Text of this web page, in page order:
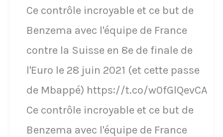
de
Reims
s'embrouille
avec
le
sélectionneur
Georges
Ce contrôle incroyable et ce but de
Benzema avec l'équipe de France
contre la Suisse en 8e de finale de
l'Euro le 28 juin 2021 (et cette passe
de Mbappé) https://t.co/w0fGlQevCA
Ce contrôle incroyable et ce but de
Benzema avec l'équipe de France